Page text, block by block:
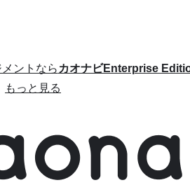
ントならカオナビEnterprise
もっと見る